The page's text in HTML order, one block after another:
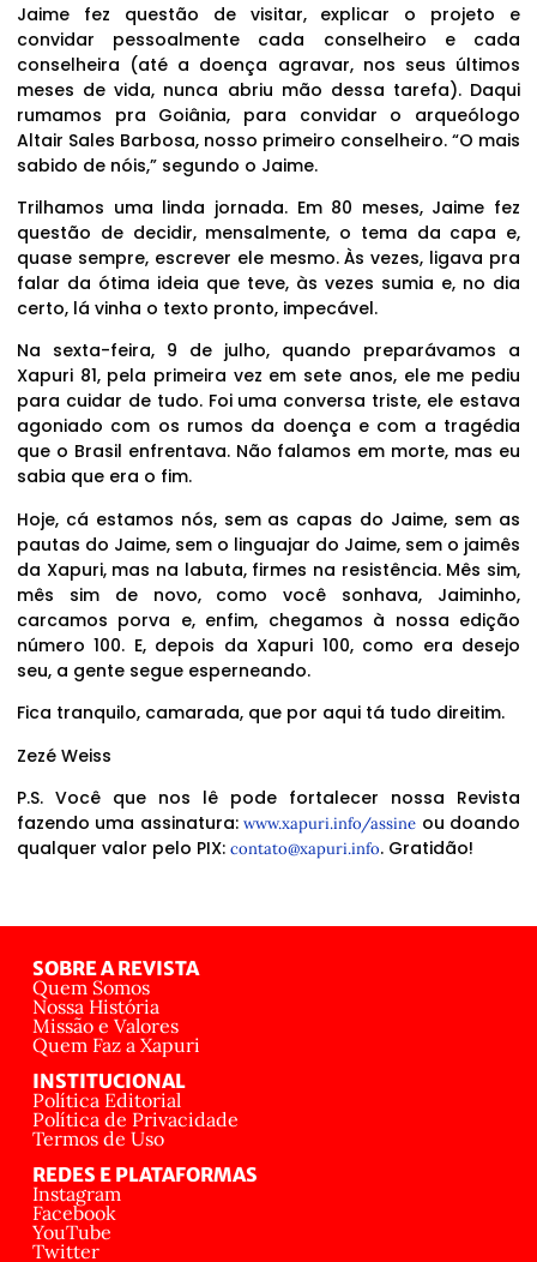
Jaime fez questão de visitar, explicar o projeto e
convidar pessoalmente cada conselheiro e cada
conselheira (até a doença agravar, nos seus últimos
meses de vida, nunca abriu mão dessa tarefa). Daqui
rumamos pra Goiânia, para convidar o arqueólogo
Altair Sales Barbosa, nosso primeiro conselheiro. “O mais
sabido de nóis,” segundo o Jaime.
Trilhamos uma linda jornada. Em 80 meses, Jaime fez
questão de decidir, mensalmente, o tema da capa e,
quase sempre, escrever ele mesmo. Às vezes, ligava pra
falar da ótima ideia que teve, às vezes sumia e, no dia
certo, lá vinha o texto pronto, impecável.
Na sexta-feira, 9 de julho, quando preparávamos a
Xapuri 81, pela primeira vez em sete anos, ele me pediu
para cuidar de tudo. Foi uma conversa triste, ele estava
agoniado com os rumos da doença e com a tragédia
que o Brasil enfrentava. Não falamos em morte, mas eu
sabia que era o fim.
Hoje, cá estamos nós, sem as capas do Jaime, sem as
pautas do Jaime, sem o linguajar do Jaime, sem o jaimês
da Xapuri, mas na labuta, firmes na resistência. Mês sim,
mês sim de novo, como você sonhava, Jaiminho,
carcamos porva e, enfim, chegamos à nossa edição
número 100. E, depois da Xapuri 100, como era desejo
seu, a gente segue esperneando.
Fica tranquilo, camarada, que por aqui tá tudo direitim.
Zezé Weiss
P.S. Você que nos lê pode fortalecer nossa Revista
fazendo uma assinatura:www.xapuri.info/assine ou doando
qualquer valor pelo PIX: contato@xapuri.info. Gratidão!
SOBRE A REVISTA
Quem Somos
Nossa História
Missão e Valores
Quem Faz a Xapuri
INSTITUCIONAL
Política Editorial
Política de Privacidade
Termos de Uso
REDES E PLATAFORMAS
Instagram
Facebook
YouTube
Twitter